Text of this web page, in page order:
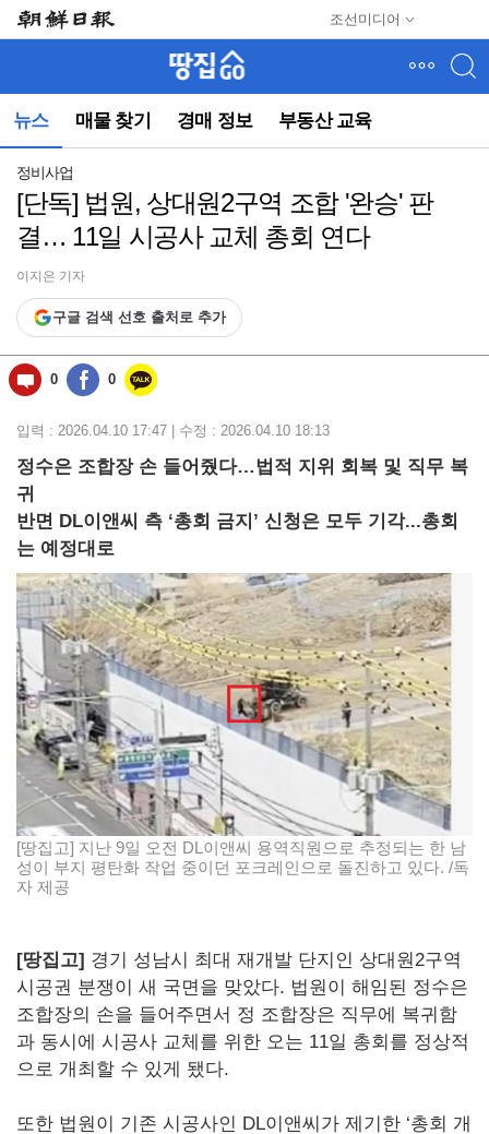
조선미디어
뉴스 매물 찾기 경매 정보 부동산 교육
뉴
(컨
동)
정비사업
[단독] 법원, 상대원2구역 조합 '완승' 판
결… 11일 시공사 교체 총회 연다
이지은 기자
구글 검색 선호 출처로 추가
0 0
입력 : 2026.04.10 17:47 | 수정 : 2026.04.10 18:13
정수은 조합장 손 들어줬다…법적 지위 회복 및 직무 복
귀
반면 DL이앤씨 측 ‘총회 금지’ 신청은 모두 기각...총회
는 예정대로
[땅집고] 지난 9일 오전 DL이앤씨 용역직원으로 추정되는 한 남
성이 부지 평탄화 작업 중이던 포크레인으로 돌진하고 있다. /독
자 제공
[땅집고] 경기 성남시 최대 재개발 단지인 상대원2구역
시공권 분쟁이 새 국면을 맞았다. 법원이 해임된 정수은
조합장의 손을 들어주면서 정 조합장은 직무에 복귀함
과 동시에 시공사 교체를 위한 오는 11일 총회를 정상적
으로 개최할 수 있게 됐다.
또한 법원이 기존 시공사인 DL이앤씨가 제기한 ‘총회 개